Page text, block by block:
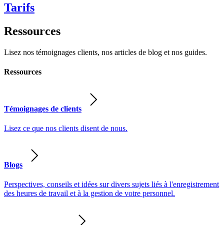
Tarifs
Ressources
Lisez nos témoignages clients, nos articles de blog et nos guides.
Ressources
Témoignages de clients
Lisez ce que nos clients disent de nous.
Blogs
Perspectives, conseils et idées sur divers sujets liés à l'enregistrement
des heures de travail et à la gestion de votre personnel.